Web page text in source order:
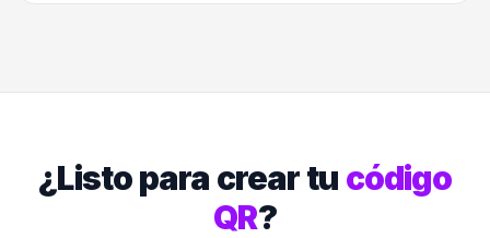
¿Listo para crear tu código
QR?